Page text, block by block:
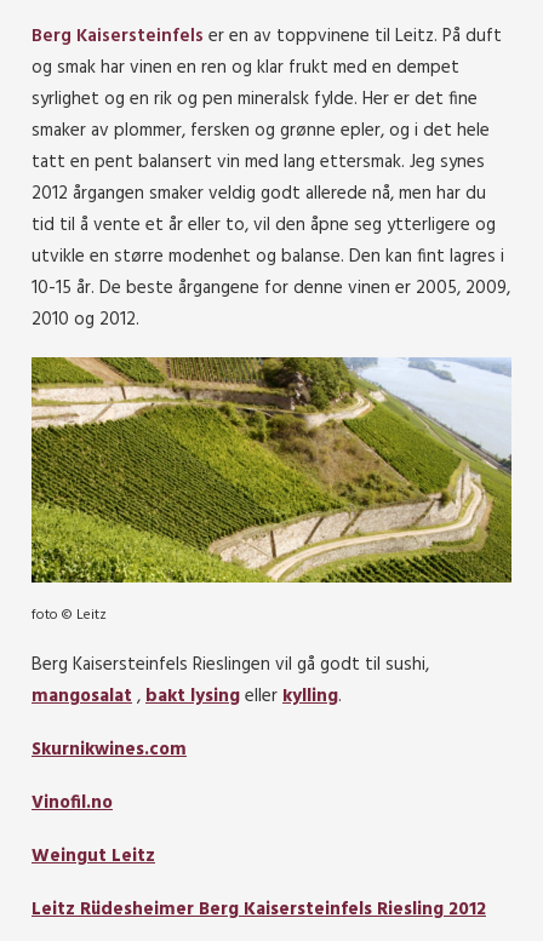
Berg Kaisersteinfels er en av toppvinene til Leitz. På duft
og smak har vinen en ren og klar frukt med en dempet
syrlighet og en rik og pen mineralsk fylde. Her er det fine
smaker av plommer, fersken og grønne epler, og i det hele
tatt en pent balansert vin med lang ettersmak. Jeg synes
2012 årgangen smaker veldig godt allerede nå, men har du
tid til å vente et år eller to, vil den åpne seg ytterligere og
utvikle en større modenhet og balanse. Den kan fint lagres i
10-15 år. De beste årgangene for denne vinen er 2005, 2009,
2010 og 2012.
foto © Leitz
Berg Kaisersteinfels Rieslingen vil gå godt til sushi,
mangosalat,bakt lysingellerkylling.
Skurnikwines.com
Vinofil.no
Weingut Leitz
Leitz Rüdesheimer Berg Kaisersteinfels Riesling 2012